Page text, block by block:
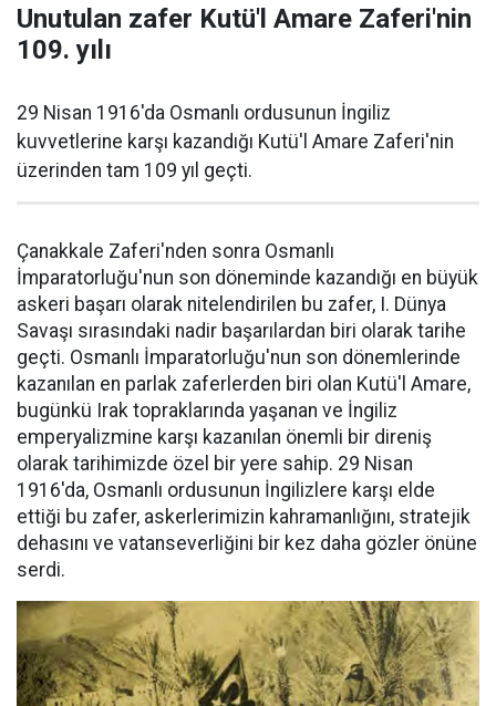
Unutulan zafer Kutü'l Amare Zaferi'nin
109. yılı
29 Nisan 1916'da Osmanlı ordusunun İngiliz
kuvvetlerine karşı kazandığı Kutü'l Amare Zaferi'nin
üzerinden tam 109 yıl geçti.
Çanakkale Zaferi'nden sonra Osmanlı
İmparatorluğu'nun son döneminde kazandığı en büyük
askeri başarı olarak nitelendirilen bu zafer, I. Dünya
Savaşı sırasındaki nadir başarılardan biri olarak tarihe
geçti. Osmanlı İmparatorluğu'nun son dönemlerinde
kazanılan en parlak zaferlerden biri olan Kutü'l Amare,
bugünkü Irak topraklarında yaşanan ve İngiliz
emperyalizmine karşı kazanılan önemli bir direniş
olarak tarihimizde özel bir yere sahip. 29 Nisan
1916'da, Osmanlı ordusunun İngilizlere karşı elde
ettiği bu zafer, askerlerimizin kahramanlığını, stratejik
dehasını ve vatanseverliğini bir kez daha gözler önüne
serdi.